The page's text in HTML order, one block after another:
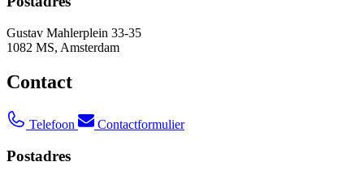
Gustav Mahlerplein 33-35
1082 MS, Amsterdam
Contact
Telefoon Contactformulier
Postadres